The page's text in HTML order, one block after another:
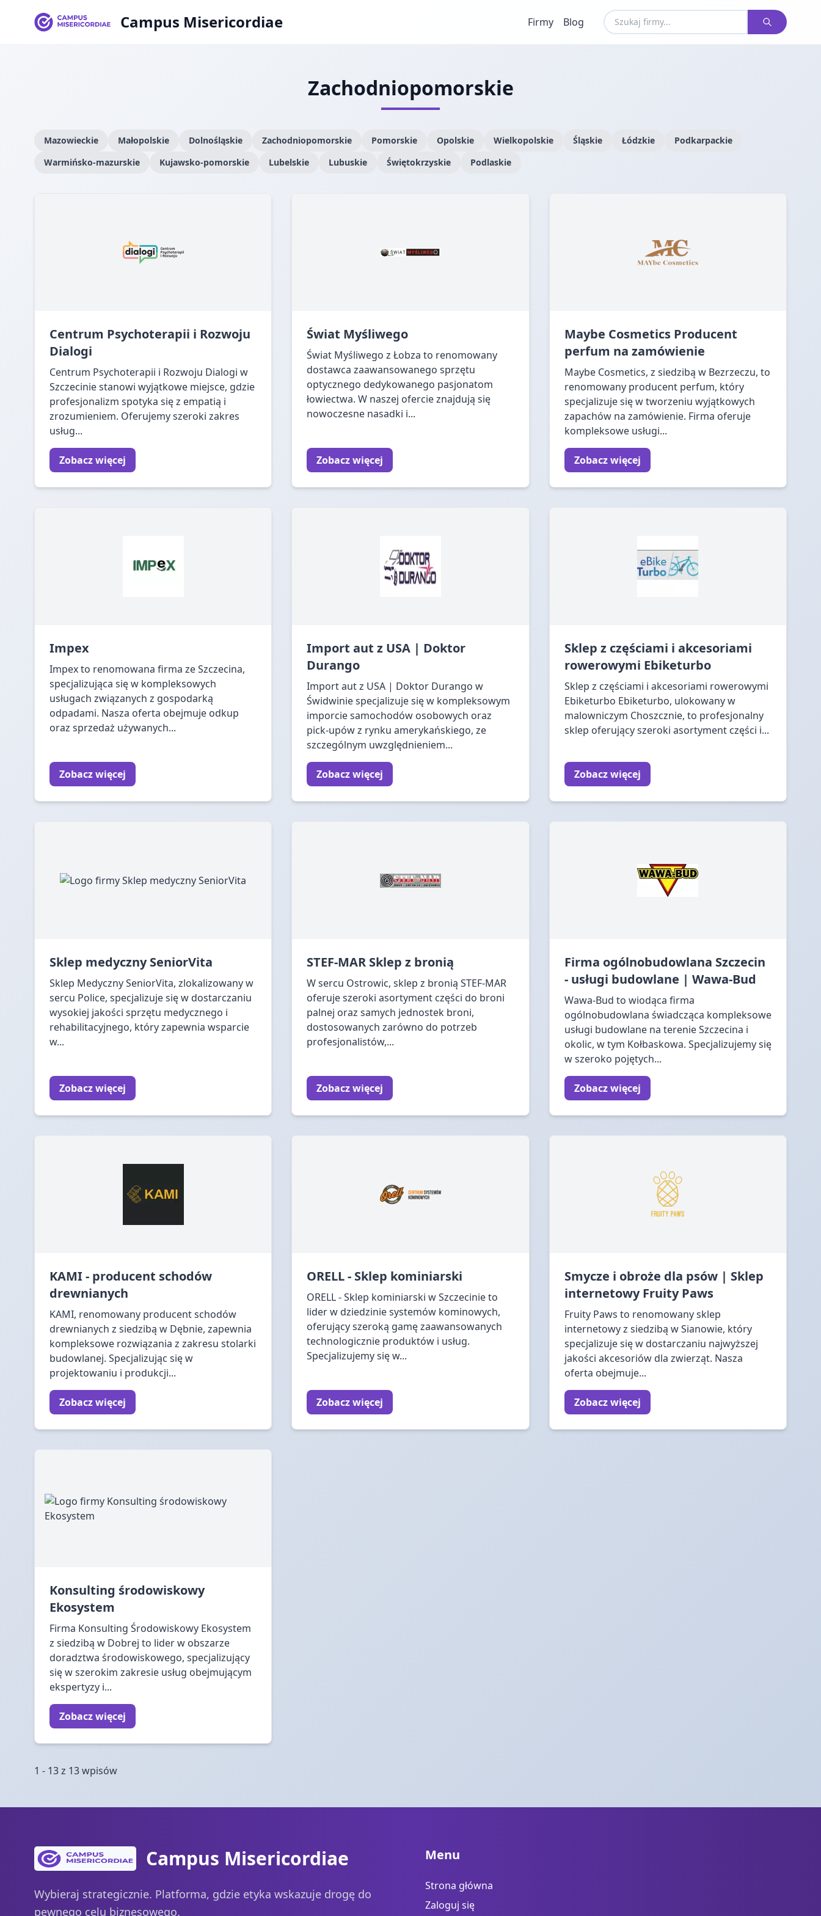
Campus Misericordiae Firmy Blog
Zachodniopomorskie
Mazowieckie Małopolskie Dolnośląskie Zachodniopomorskie Pomorskie Opolskie Wielkopolskie Śląskie Łódzkie
Podkarpackie
Warmińsko-mazurskie
Kujawsko-pomorskie Lubelskie Lubuskie Świętokrzyskie Podlaskie
Centrum Psychoterapii i Rozwoju
Dialogi
Centrum Psychoterapii i Rozwoju Dialogi w
Szczecinie stanowi wyjątkowe miejsce, gdzie
profesjonalizm spotyka się z empatią i
zrozumieniem. Oferujemy szeroki zakres
usług...
Zobacz więcej
Świat Myśliwego
Świat Myśliwego z Łobza to renomowany
dostawca zaawansowanego sprzętu
optycznego dedykowanego pasjonatom
łowiectwa. W naszej ofercie znajdują się
nowoczesne nasadki i...
Zobacz więcej
Maybe Cosmetics Producent
perfum na zamówienie
Maybe Cosmetics, z siedzibą w Bezrzeczu, to
renomowany producent perfum, który
specjalizuje się w tworzeniu wyjątkowych
zapachów na zamówienie. Firma oferuje
kompleksowe usługi...
Zobacz więcej
Impex
Impex to renomowana firma ze Szczecina,
specjalizująca się w kompleksowych
usługach związanych z gospodarką
odpadami. Nasza oferta obejmuje odkup
oraz sprzedaż używanych...
Zobacz więcej
Import aut z USA | Doktor
Durango
Import aut z USA | Doktor Durango w
Świdwinie specjalizuje się w kompleksowym
imporcie samochodów osobowych oraz
pick-upów z rynku amerykańskiego, ze
szczególnym uwzględnieniem...
Zobacz więcej
Sklep z częściami i akcesoriami
rowerowymi Ebiketurbo
Sklep z częściami i akcesoriami rowerowymi
Ebiketurbo Ebiketurbo, ulokowany w
malowniczym Choszcznie, to profesjonalny
sklep oferujący szeroki asortyment części i...
Zobacz więcej
Sklep medyczny SeniorVita
Sklep Medyczny SeniorVita, zlokalizowany w
sercu Police, specjalizuje się w dostarczaniu
wysokiej jakości sprzętu medycznego i
rehabilitacyjnego, który zapewnia wsparcie
w...
Zobacz więcej
STEF-MAR Sklep z bronią
W sercu Ostrowic, sklep z bronią STEF-MAR
oferuje szeroki asortyment części do broni
palnej oraz samych jednostek broni,
dostosowanych zarówno do potrzeb
profesjonalistów,...
Zobacz więcej
Firma ogólnobudowlana Szczecin
- usługi budowlane | Wawa-Bud
Wawa-Bud to wiodąca firma
ogólnobudowlana świadcząca kompleksowe
usługi budowlane na terenie Szczecina i
okolic, w tym Kołbaskowa. Specjalizujemy się
w szeroko pojętych...
Zobacz więcej
KAMI - producent schodów
drewnianych
KAMI, renomowany producent schodów
drewnianych z siedzibą w Dębnie, zapewnia
kompleksowe rozwiązania z zakresu stolarki
budowlanej. Specjalizując się w
projektowaniu i produkcji...
Zobacz więcej
ORELL - Sklep kominiarski
ORELL - Sklep kominiarski w Szczecinie to
lider w dziedzinie systemów kominowych,
oferujący szeroką gamę zaawansowanych
technologicznie produktów i usług.
Specjalizujemy się w...
Zobacz więcej
Smycze i obroże dla psów | Sklep
internetowy Fruity Paws
Fruity Paws to renomowany sklep
internetowy z siedzibą w Sianowie, który
specjalizuje się w dostarczaniu najwyższej
jakości akcesoriów dla zwierząt. Nasza
oferta obejmuje...
Zobacz więcej
Konsulting środowiskowy
Ekosystem
Firma Konsulting Środowiskowy Ekosystem
z siedzibą w Dobrej to lider w obszarze
doradztwa środowiskowego, specjalizujący
się w szerokim zakresie usług obejmującym
ekspertyzy i...
Zobacz więcej
1 - 13 z 13 wpisów
Campus Misericordiae
Wybieraj strategicznie. Platforma, gdzie etyka wskazuje drogę do
pewnego celu biznesowego.
Menu
Strona główna
Zaloguj się